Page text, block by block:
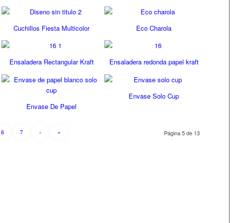
Cuchillos Fiesta Multicolor Eco Charola
Ensaladera Rectangular Kraft Ensaladera redonda papel kraft
Envase De Papel
Envase Solo Cup
Página 5 de 13
6 7 › »